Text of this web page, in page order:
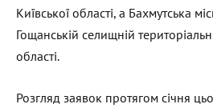
Київської області, а Бахмутська
Гощанській селищній
області.
Розгляд заявок протягом січня